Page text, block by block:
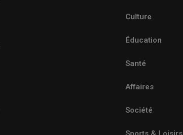
Culture
Éducation
Santé
Affaires
Société